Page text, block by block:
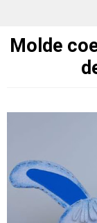
Molde